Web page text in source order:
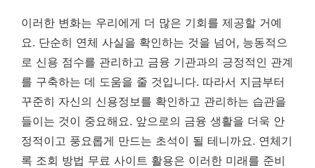
이러한 변화는 우리에게 더 많은 기회를 제공할 거예
요. 단순히 연체 사실을 확인하는 것을 넘어, 능동적으
로 신용 점수를 관리하고 금융 기관과의 긍정적인 관계
를 구축하는 데 도움을 줄 것입니다. 따라서 지금부터
꾸준히 자신의 신용정보를 확인하고 관리하는 습관을
들이는 것이 중요해요. 앞으로의 금융 생활을 더욱 안
정적이고 풍요롭게 만드는 초석이 될 테니까요. 연체기
록 조회 방법 무료 사이트 활용은 이러한 미래를 준비